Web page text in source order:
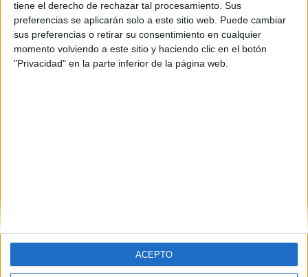
tiene el derecho de rechazar tal procesamiento. Sus
preferencias se aplicarán solo a este sitio web. Puede cambiar
sus preferencias o retirar su consentimiento en cualquier
momento volviendo a este sitio y haciendo clic en el botón
"Privacidad" en la parte inferior de la página web.
ACEPTO
meterte a arquitectura.
El mercado inmobiliaro ahora esta muy mal, pero dale tiempo,
pues los precios y todo lo relacionado con ello ya empieza a bajar
y a estabilizarse, y de aqui a 6 o 7 años que es lo que se tarda en